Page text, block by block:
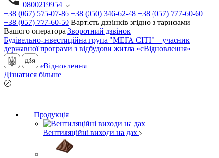
0800219954
+38 (067) 575-07-86 +38 (050) 346-62-48 +38 (057) 777-60-60
+38 (057) 777-60-50 Вартість дзвінків згідно з тарифами
Вашого оператора Зворотний дзвінок
Будівельно-інвестиційна група "МЕГА СІТІ" – учасник
державної програми з відбудови житла «єВідновлення»
єВідновлення
Дізнатися більше
Продукція
Вентиляційні виходи на дах